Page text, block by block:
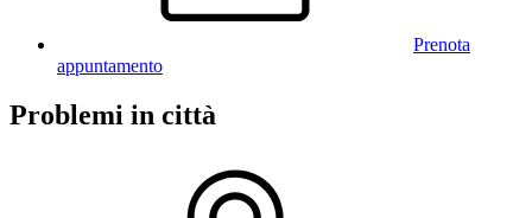
Prenota
appuntamento
Problemi in città